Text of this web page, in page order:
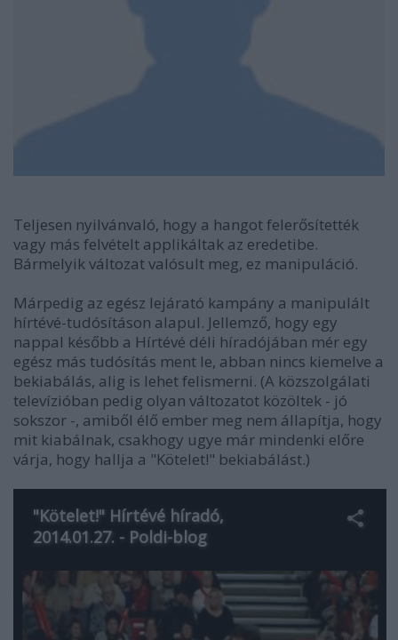
Teljesen nyilvánvaló, hogy a hangot felerősítették
vagy más felvételt applikáltak az eredetibe.
Bármelyik változat valósult meg, ez manipuláció.
Márpedig az egész lejárató kampány a manipulált
hírtévé-tudósításon alapul. Jellemző, hogy egy
nappal később a Hírtévé déli híradójában mér egy
egész más tudósítás ment le, abban nincs kiemelve a
bekiabálás, alig is lehet felismerni. (A közszolgálati
televízióban pedig olyan változatot közöltek - jó
sokszor -, amiből élő ember meg nem állapítja, hogy
mit kiabálnak, csakhogy ugye már mindenki előre
várja, hogy hallja a "Kötelet!" bekiabálást.)